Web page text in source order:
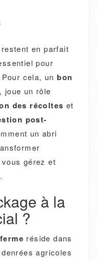
en parfait
pour
Pour cela, unbon
joue un rôle
des récoltes et
post-
un abri
gérez et
à la
?
réside dans
agricoles